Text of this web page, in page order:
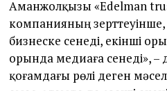
Аманжолқызы «Edelman
компанияның зерттеуінше,
бизнеске сенеді, екінші
орында медиаға сенеді»,
қоғамдағы рөлі деген